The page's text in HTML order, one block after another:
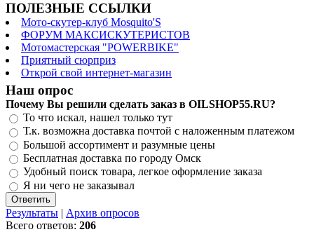
ПОЛЕЗНЫЕ ССЫЛКИ
Мото-скутер-клуб Mosquito'S
ФОРУМ МАКСИСКУТЕРИСТОВ
Мотомастерская "POWERBIKE"
Приятный сюрприз
Открой свой интернет-магазин
Наш опрос
Почему Вы решили сделать заказ в OILSHOP55.RU?
То что искал, нашел только тут
Т.к. возможна доставка почтой с наложенным платежом
Большой ассортимент и разумные цены
Бесплатная доставка по городу Омск
Удобный поиск товара, легкое оформление заказа
Я ни чего не заказывал
Результаты | Архив опросов
Всего ответов: 206